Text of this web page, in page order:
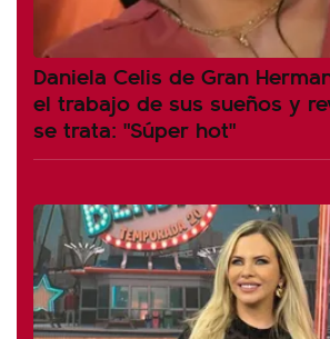
Daniela Celis de Gran
el trabajo de sus sueños y
se trata: "Súper hot"